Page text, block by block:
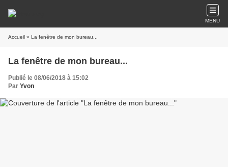
MENU
Accueil » La fenêtre de mon bureau...
La fenêtre de mon bureau...
Publié le 08/06/2018 à 15:02
Par Yvon